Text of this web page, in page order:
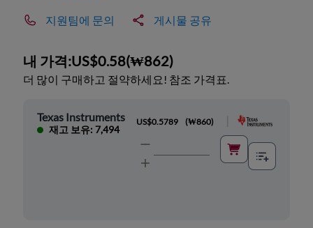
지원팀에 문의 게시물 공유
내 가격:US$0.58(₩862)
더 많이 구매하고 절약하세요! 참조 가격표.
Texas Instruments
재고 보유: 7,494
US$0.5789 (₩860)